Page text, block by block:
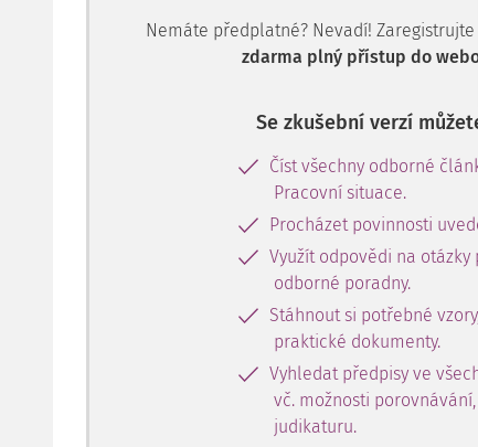
Nemáte předplatné? Nevadí!
zdarma plný přístup do
Se zkušební verzí
Číst všechny odborné
Pracovní situace.
Procházet povinnosti
Využít odpovědi na
odborné poradny.
Stáhnout si potřebné
praktické dokumenty.
Vyhledat předpisy ve
vč. možnosti
judikaturu.